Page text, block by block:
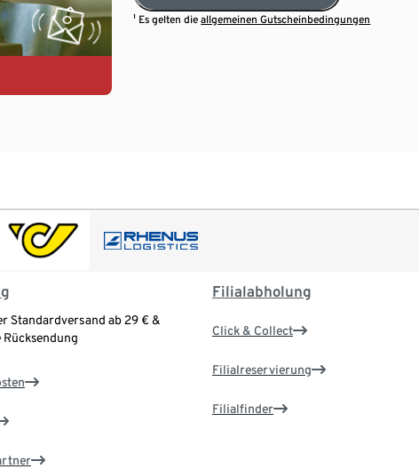
¹ Es gelten dieallgemeinen Gutscheinbedingungen
Standardversand ab 29 € &
Rücksendung
Filialabholung
Click & Collect
Filialreservierung
Filialfinder